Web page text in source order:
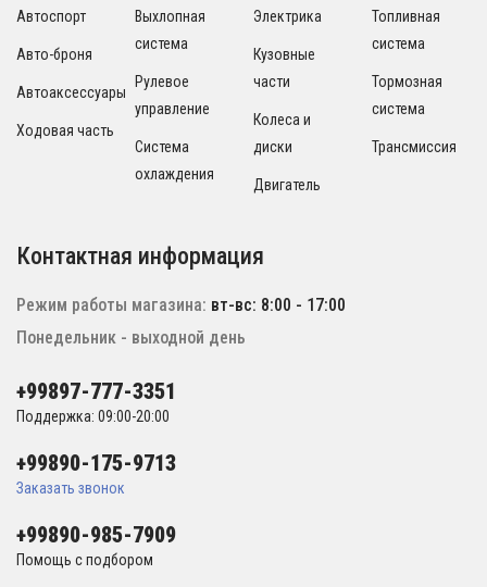
Автоспорт
Авто-броня
Автоаксессуары
Ходовая часть
Выхлопная
система
Рулевое
управление
Система
охлаждения
Электрика
Кузовные
части
Колеса и
диски
Двигатель
Топливная
система
Тормозная
система
Трансмиссия
Контактная информация
Режим работы магазина: вт-вс: 8:00 - 17:00
Понедельник - выходной день
+99897-777-3351
Поддержка: 09:00-20:00
+99890-175-9713
Заказать звонок
+99890-985-7909
Помощь с подбором